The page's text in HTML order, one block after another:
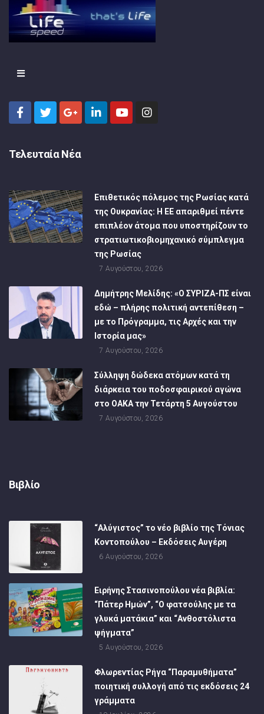
Τελευταία Νέα
Επιθετικός πόλεμος της Ρωσίας κατά
της Ουκρανίας: Η ΕΕ απαριθμεί πέντε
επιπλέον άτομα που υποστηρίζουν το
στρατιωτικοβιομηχανικό σύμπλεγμα
της Ρωσίας
7 Αυγούστου, 2026
Δημήτρης Μελίδης: «Ο ΣΥΡΙΖΑ-ΠΣ είναι
εδώ – πλήρης πολιτική αντεπίθεση –
με το Πρόγραμμα, τις Αρχές και την
Ιστορία μας»
7 Αυγούστου, 2026
Σύλληψη δώδεκα ατόμων κατά τη
διάρκεια του ποδοσφαιρικού αγώνα
στο ΟΑΚΑ την Τετάρτη 5 Αυγούστου
7 Αυγούστου, 2026
Βιβλίο
“Αλύγιστος” το νέο βιβλίο της Τόνιας
Κοντοπούλου – Εκδόσεις Αυγέρη
6 Αυγούστου, 2026
Ειρήνης Στασινοπούλου νέα βιβλία:
“Πάτερ Ημών”, “Ο φατσούλης με τα
γλυκά ματάκια” και “Ανθοστόλιστα
ψήγματα”
5 Αυγούστου, 2026
Φλωρεντίας Ρήγα “Παραμυθήματα”
ποιητική συλλογή από τις εκδόσεις 24
γράμματα